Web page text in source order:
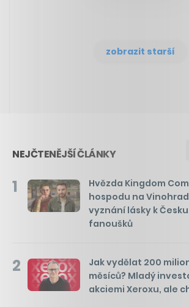
zobrazit starší
NEJČTENĚJŠÍ ČLÁNKY
1
Hvězda Kingdom
hospodu na
vyznání lásky k
fanoušků
2
Jak vydělat 200
měsíců? Mladý
akciemi Xeroxu, ale